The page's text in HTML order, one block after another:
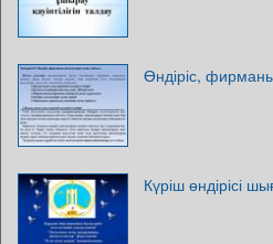
Өндіріс,
Күріш өндірісі